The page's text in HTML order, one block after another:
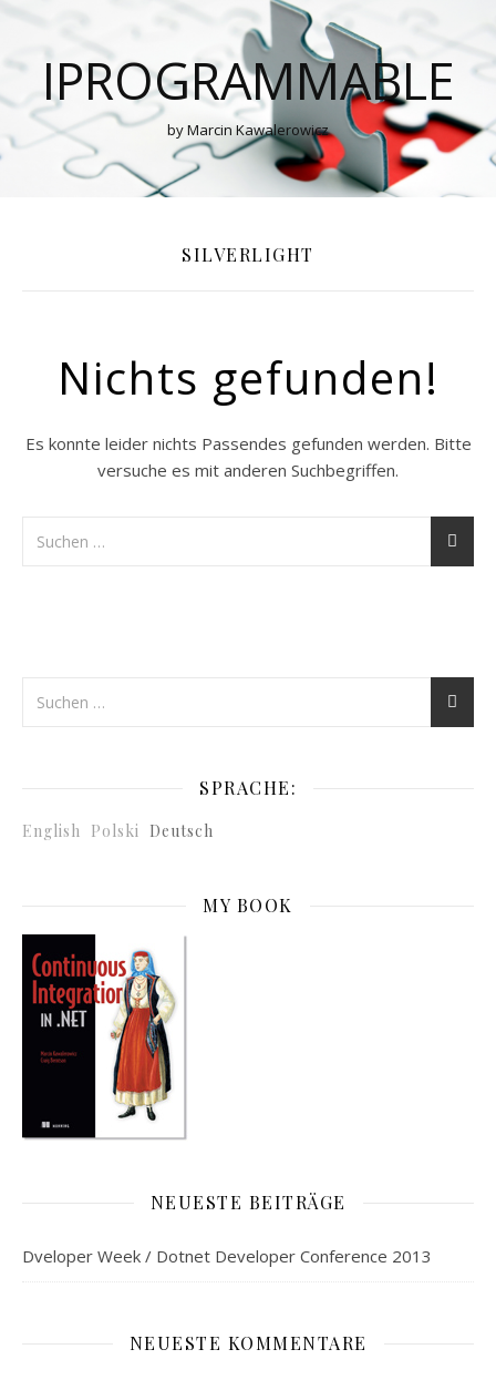
IPROGRAMMABLE
by Marcin Kawalerowicz
SILVERLIGHT
Nichts gefunden!
Es konnte leider nichts Passendes gefunden werden. Bitte
versuche es mit anderen Suchbegriffen.
SPRACHE:
English Polski Deutsch
MY BOOK
NEUESTE BEITRÄGE
Dveloper Week / Dotnet Developer Conference 2013
NEUESTE KOMMENTARE